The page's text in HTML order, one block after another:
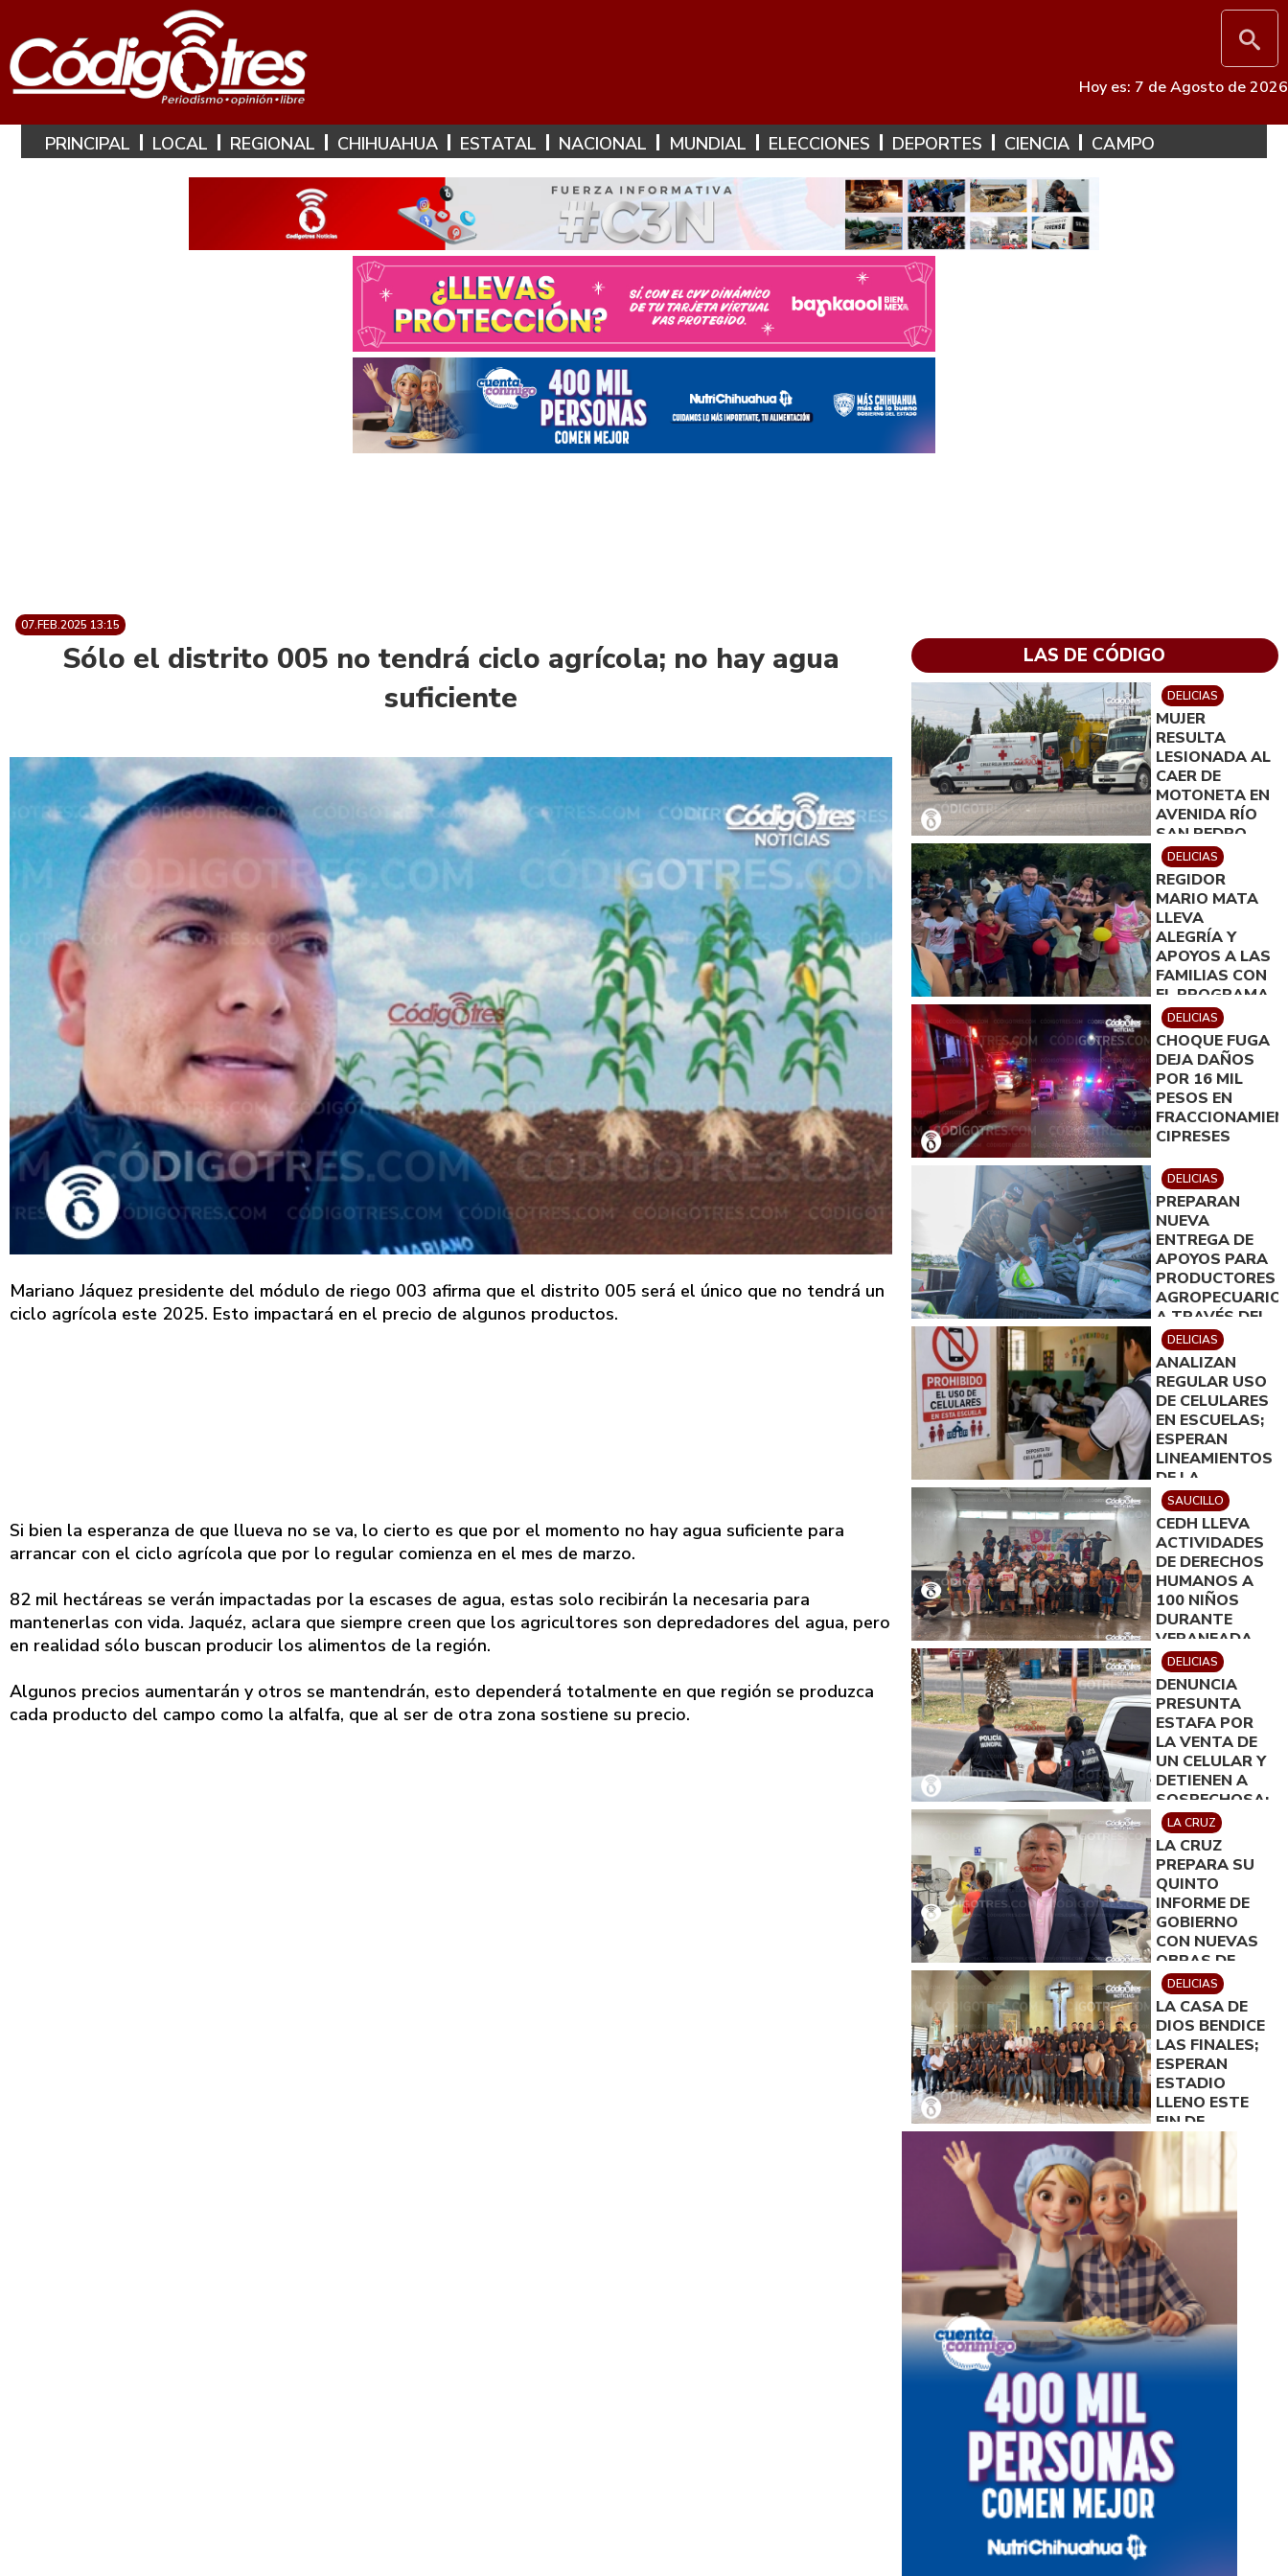
Hoy es: 7 de Agosto de 2026
PRINCIPAL LOCAL REGIONAL CHIHUAHUA ESTATAL NACIONAL MUNDIAL ELECCIONES DEPORTES CIENCIA CAMPO
07.FEB.2025 13:15
Sólo el distrito 005 no tendrá ciclo agrícola; no hay agua
suficiente
Mariano Jáquez presidente del módulo de riego 003 afirma que el distrito 005 será el único que no tendrá un
ciclo agrícola este 2025. Esto impactará en el precio de algunos productos.
Si bien la esperanza de que llueva no se va, lo cierto es que por el momento no hay agua suficiente para
arrancar con el ciclo agrícola que por lo regular comienza en el mes de marzo.
82 mil hectáreas se verán impactadas por la escases de agua, estas solo recibirán la necesaria para
mantenerlas con vida. Jaquéz, aclara que siempre creen que los agricultores son depredadores del agua, pero
en realidad sólo buscan producir los alimentos de la región.
Algunos precios aumentarán y otros se mantendrán, esto dependerá totalmente en que región se produzca
cada producto del campo como la alfalfa, que al ser de otra zona sostiene su precio.
LAS DE CÓDIGO
DELICIAS
MUJER
RESULTA
LESIONADA AL
CAER DE
MOTONETA EN
AVENIDA RÍO
SAN PEDRO
SUR
DELICIAS
REGIDOR
MARIO MATA
LLEVA
ALEGRÍA Y
APOYOS A LAS
FAMILIAS CON
EL PROGRAMA
´REGIDOR EN
TU COLONIA´
DELICIAS
CHOQUE FUGA
DEJA DAÑOS
POR 16 MIL
PESOS EN
CIPRESES
DELICIAS
PREPARAN
NUEVA
ENTREGA DE
APOYOS PARA
PRODUCTORES
A TRAVÉS DEL
IDEA
DELICIAS
ANALIZAN
REGULAR USO
DE CELULARES
EN ESCUELAS;
ESPERAN
LINEAMIENTOS
DE LA
SECRETARÍA
DE EDUCACIÓN
SAUCILLO
CEDH LLEVA
ACTIVIDADES
DE DERECHOS
HUMANOS A
100 NIÑOS
DURANTE
VERANEADA
EN SAUCILLO
DELICIAS
DENUNCIA
PRESUNTA
ESTAFA POR
LA VENTA DE
UN CELULAR Y
DETIENEN A
SOSPECHOSA;
SE GENERÓ
FUERTE
MOVILIZACIÓN
LA CRUZ
LA CRUZ
PREPARA SU
QUINTO
INFORME DE
GOBIERNO
CON NUEVAS
OBRAS DE
DELICIAS
LA CASA DE
DIOS BENDICE
LAS FINALES;
ESPERAN
ESTADIO
LLENO ESTE
FIN DE
SEMANA